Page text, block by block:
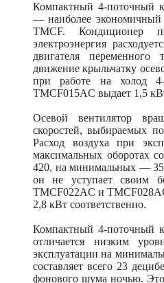
Компактный 4-поточный
— наиболее экономичный
TMCF. Кондиционер
электроэнергия
двигателя
движение крыльчатку
при работе на холод
TMCF015AС выдает 1,5
Осевой вентилятор
скоростей, выбираемых
Расход воздуха при
максимальных оборотах
420, на минимальных —
он не уступает своим
TMCF022AС и
2,8 кВт соответственно.
Компактный 4-поточный
отличается низким
эксплуатации на
составляет всего 23
фонового шума ночью.